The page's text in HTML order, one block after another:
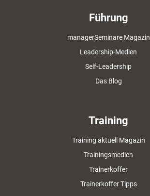
Führung
managerSeminare Magazin
Leadership-Medien
Self-Leadership
Das Blog
Training
Training aktuell Magazin
Trainingsmedien
Trainerkoffer
Trainerkoffer Tipps